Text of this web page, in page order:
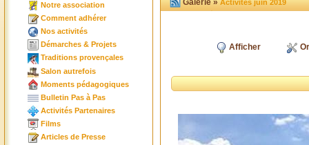
Notre association
Comment adhérer
Nos activités
Démarches & Projets
Traditions provençales
Salon autrefois
Moments pédagogiques
Bulletin Pas à Pas
Activités Partenaires
Films
Articles de Presse
Galerie »Activités juin 2019
Afficher